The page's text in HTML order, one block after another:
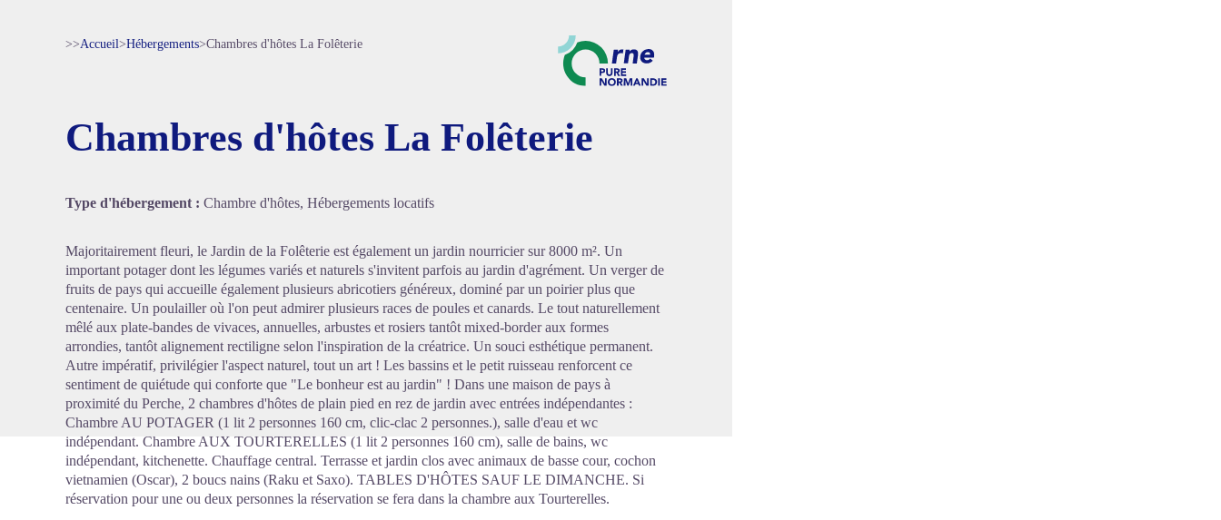
Voir l'image en plein écran
>>Accueil>Hébergements>Chambres d'hôtes La Folêterie
Chambres d'hôtes La Folêterie
Type d'hébergement : Chambre d'hôtes, Hébergements locatifs
Majoritairement fleuri, le Jardin de la Folêterie est également un jardin nourricier sur 8000 m². Un
important potager dont les légumes variés et naturels s'invitent parfois au jardin d'agrément. Un verger de
fruits de pays qui accueille également plusieurs abricotiers généreux, dominé par un poirier plus que
centenaire. Un poulailler où l'on peut admirer plusieurs races de poules et canards. Le tout naturellement
mêlé aux plate-bandes de vivaces, annuelles, arbustes et rosiers tantôt mixed-border aux formes
arrondies, tantôt alignement rectiligne selon l'inspiration de la créatrice. Un souci esthétique permanent.
Autre impératif, privilégier l'aspect naturel, tout un art ! Les bassins et le petit ruisseau renforcent ce
sentiment de quiétude qui conforte que "Le bonheur est au jardin" ! Dans une maison de pays à
proximité du Perche, 2 chambres d'hôtes de plain pied en rez de jardin avec entrées indépendantes :
Chambre AU POTAGER (1 lit 2 personnes 160 cm, clic-clac 2 personnes.), salle d'eau et wc
indépendant. Chambre AUX TOURTERELLES (1 lit 2 personnes 160 cm), salle de bains, wc
indépendant, kitchenette. Chauffage central. Terrasse et jardin clos avec animaux de basse cour, cochon
vietnamien (Oscar), 2 boucs nains (Raku et Saxo). TABLES D'HÔTES SAUF LE DIMANCHE. Si
réservation pour une ou deux personnes la réservation se fera dans la chambre aux Tourterelles.